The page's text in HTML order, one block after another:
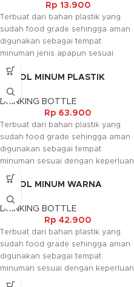
Kami akan menghubungi Anda
kembali, jika request warna tidak
tersedia.
Rp 13.900
Terbuat dari bahan plastik yang
sudah food grade sehingga aman
digunakan sebagai tempat
minuman jenis apapun sesuai
dengan keperluan anda. Tersedia
dalam warna warni yang
menambah kesan mewah pada
barangnya.
Kami akan menghubungi Anda
kembali, jika request warna tidak
tersedia.
BOTOL MINUM PLASTIK
(900ML)
DRINKING BOTTLE
Rp 63.900
Terbuat dari bahan plastik yang
sudah food grade sehingga aman
digunakan sebagai tempat
minuman sesuai dengan keperluan
anda. Tersedia dalam warna warni
yang menambah kesan mewah
pada barangnya.
BOTOL MINUM WARNA
(500ML)
DRINKING BOTTLE
Rp 42.900
Terbuat dari bahan plastik yang
sudah food grade sehingga aman
digunakan sebagai tempat
minuman sesuai dengan keperluan
anda. Tersedia dalam warna warni